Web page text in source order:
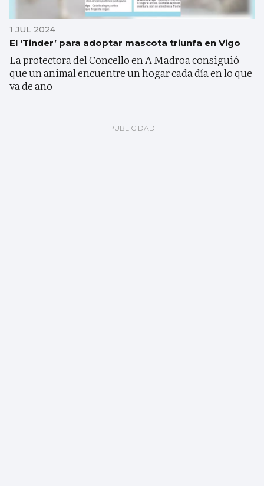
1 JUL 2024
El ‘Tinder’ para adoptar mascota triunfa en Vigo
La protectora del Concello en A Madroa consiguió
que un animal encuentre un hogar cada día en lo que
va de año